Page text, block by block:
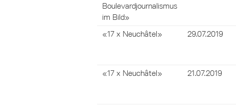
Boulevardjournalismus
im Bild»
«17 x Neuchâtel»
29.07.2019
«17 x Neuchâtel»
21.07.2019